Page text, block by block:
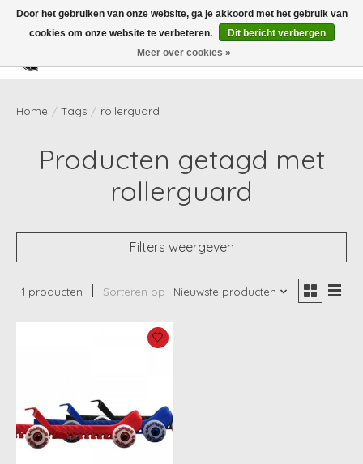
Verlanglijst
Home / Tags / rollerguard
Producten getagd met
rollerguard
Filters weergeven
1 producten Sorteren op Nieuwste producten
Door het gebruiken van onze website, ga je akkoord met het gebruik van
cookies om onze website te verbeteren.
Dit bericht verbergen
Meer over cookies »